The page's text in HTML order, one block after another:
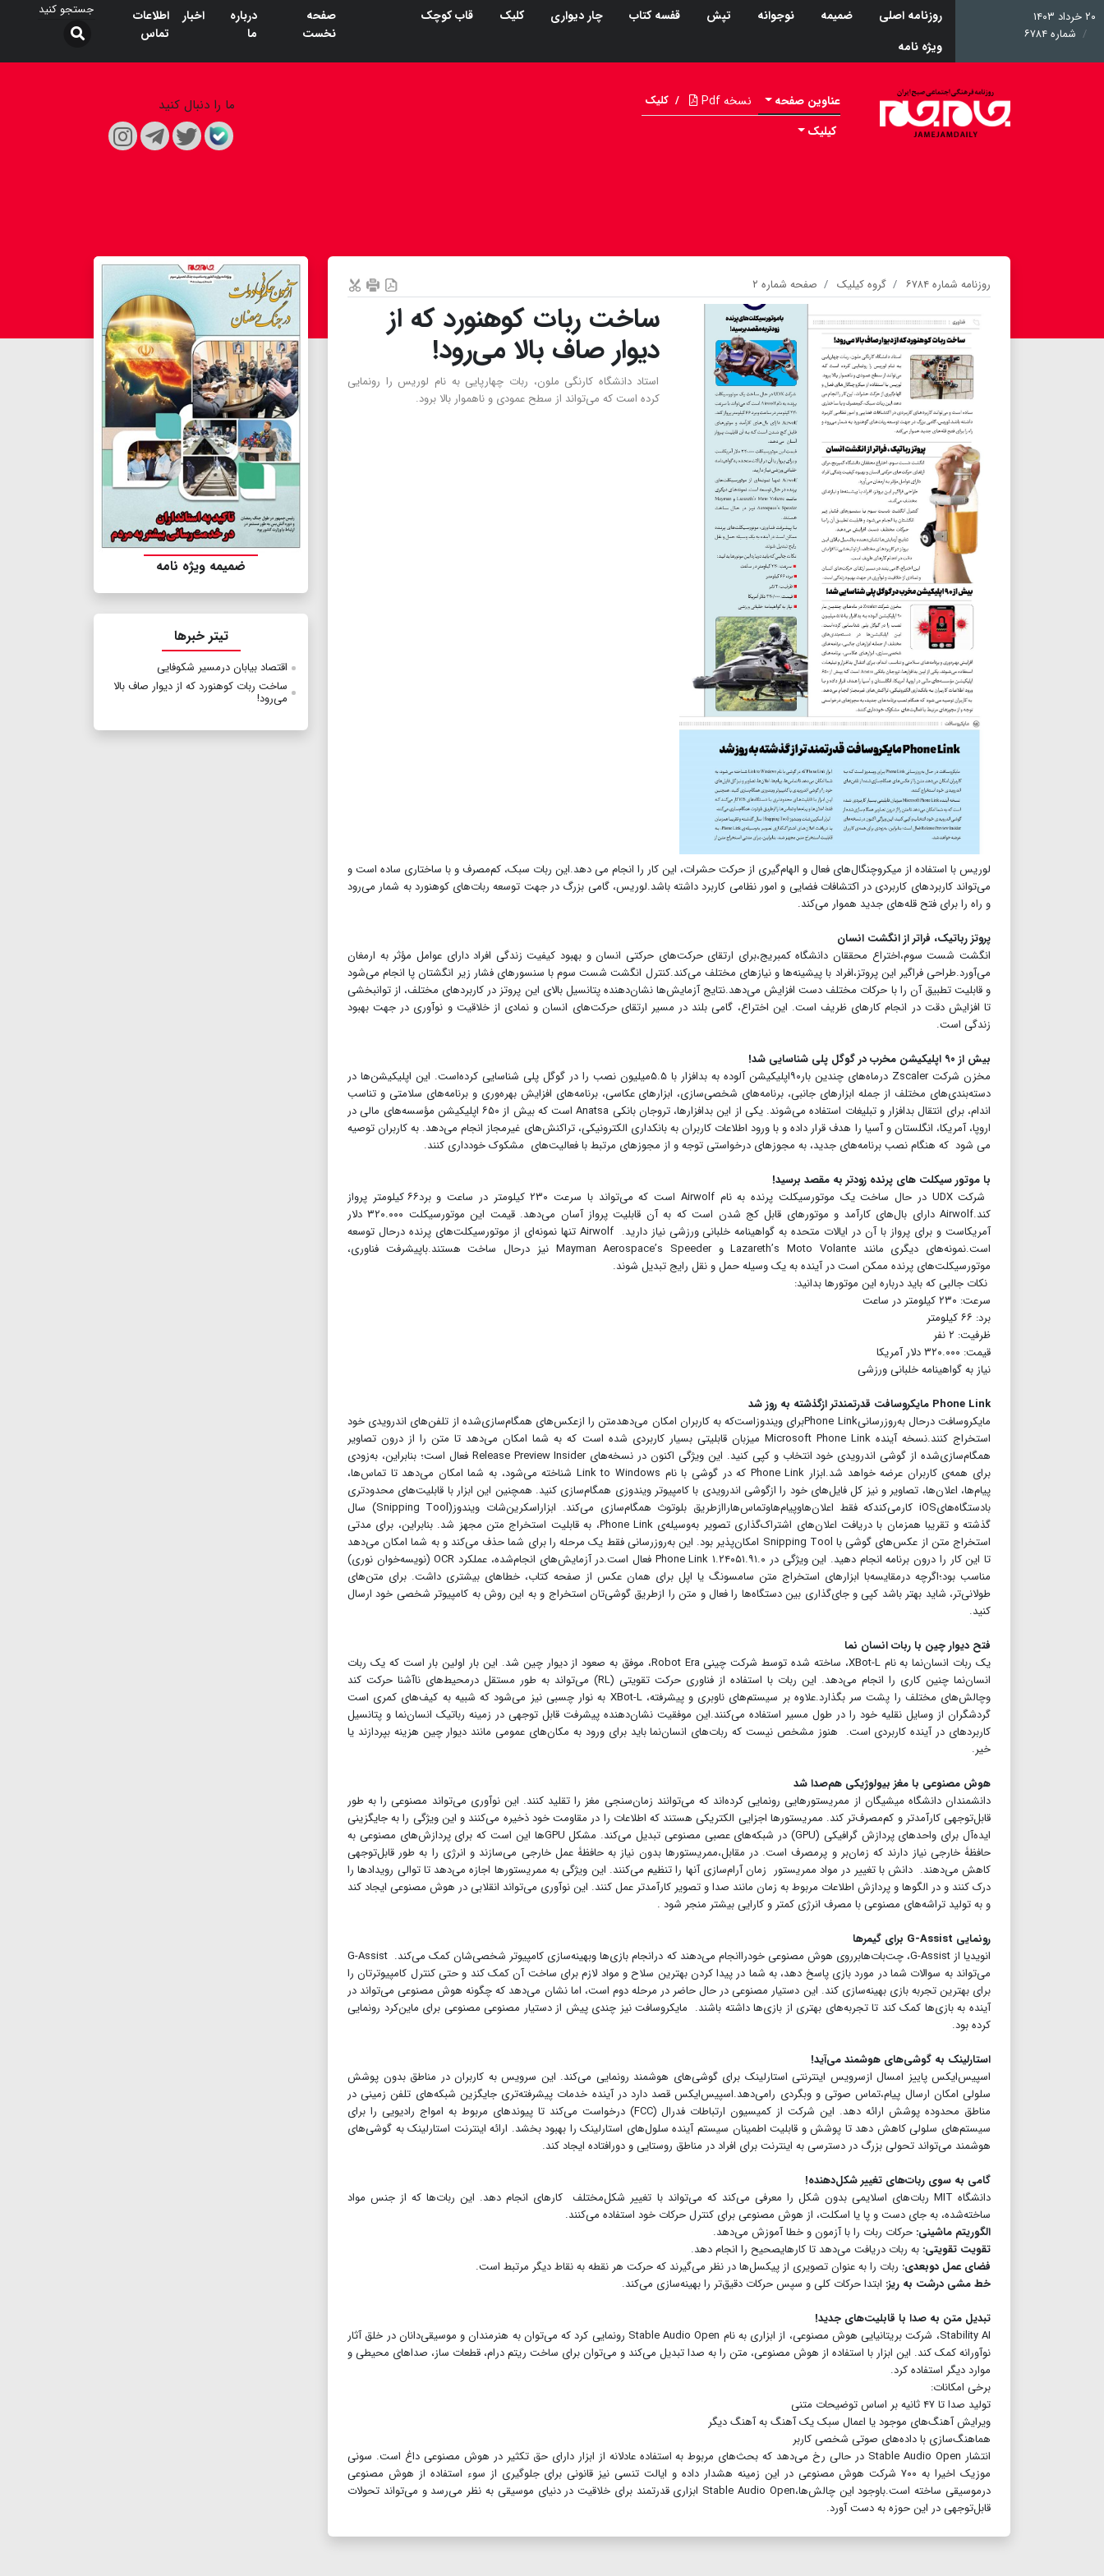
۲۰ خرداد ۱۴۰۳
شماره ۶۷۸۴
روزنامه اصلی ضمیمه نوجوانه تپش قفسه کتاب چار دیواری کلیک
قاب کوچک
ویژه نامه
صفحه
نخست
درباره
ما
اخبار
اطلاعات
تماس
عناوین صفحه نسخه Pdf / کلیک
کیلیک
ما را دنبال کنید
روزنامه شماره ۶۷۸۴ گروه کیلیک صفحه شماره ۲
ساخت ربات کوهنورد که از
دیوار صاف بالا می‌رود!
استاد دانشگاه کارنگی ملون، ربات چهارپایی به نام لوریس را رونمایی
کرده است که می‌تواند از سطح عمودی و ناهموار بالا برود.
لوریس با استفاده از میکروچنگال‌های فعال و الهام‌گیری از حرکت حشرات، این کار را انجام می دهد.این ربات سبک، کم‌مصرف و با ساختاری ساده است و
می‌تواند کاربردهای کاربردی در اکتشافات فضایی و امور نظامی کاربرد داشته باشد.لوریس، گامی بزرگ در جهت توسعه ربات‌های کوهنورد به شمار می‌رود
و راه را برای فتح قله‌های جدید هموار می‌کند.
پروتز رباتیک، فراتر از انگشت انسان
انگشت شست سوم،اختراع محققان دانشگاه کمبریج،برای ارتقای حرکت‌های حرکتی انسان و بهبود کیفیت زندگی افراد دارای عوامل مؤثر به ارمغان
می‌آورد.طراحی فراگیر این پروتز،افراد با پیشینه‌ها و نیازهای مختلف می‌کند.کنترل انگشت شست سوم با سنسورهای فشار زیر انگشتان پا انجام می‌شود
و قابلیت تطبیق آن را با حرکات مختلف دست‌ افزایش می‌دهد.نتایج آزمایش‌ها نشان‌دهنده پتانسیل بالای این پروتز در کاربردهای مختلف، از توانبخشی
تا افزایش دقت در انجام کارهای ظریف است. این اختراع، گامی بلند در مسیر ارتقای حرکت‌های انسان و نمادی از خلاقیت و نوآوری در جهت بهبود
زندگی است.
بیش از ۹۰ اپلیکیشن مخرب در گوگل پلی شناسایی شد!
مخزن شرکت Zscaler درماه‌های چندین بار۹۰اپلیکیشن آلوده به بدافزار با ۵.۵میلیون نصب را در گوگل پلی شناسایی کرده‌است. این اپلیکیشن‌ها در
دسته‌بندی‌های مختلف از جمله ابزارهای جانبی، برنامه‌های شخصی‌سازی، ابزارهای عکاسی، برنامه‌های افزایش بهره‌وری و برنامه‌های سلامتی و تناسب
اندام، برای انتقال بدافزار و تبلیغات استفاده می‌شوند. یکی از این بدافزارها، تروجان بانکی Anatsa است که بیش از ۶۵۰ اپلیکیشن مؤسسه‌های مالی در
اروپا، آمریکا، انگلستان و آسیا را هدف قرار داده و با ورود اطلاعات کاربران به بانکداری الکترونیکی، تراکنش‌های غیرمجاز انجام می‌دهد. به کاربران توصیه
می شود که هنگام نصب برنامه‌های جدید، به مجوزهای درخواستی توجه و از مجوزهای مرتبط با فعالیت‌های مشکوک خودداری کنند.
با موتور سیکلت های پرنده زودتر به مقصد برسید!
شرکت UDX در حال ساخت یک موتورسیکلت پرنده به نام Airwolf است که می‌تواند با سرعت ۲۳۰ کیلومتر در ساعت و برد۶۶ کیلومتر پرواز
کند.Airwolf دارای بال‌های کارآمد و موتورهای قابل کج شدن است که به آن قابلیت پرواز آسان می‌دهد. قیمت این موتورسیکلت ۳۲۰.۰۰۰ دلار
آمریکاست و برای پرواز با آن در ایالات متحده به گواهینامه خلبانی ورزشی نیاز دارید. Airwolf تنها نمونه‌ای از موتورسیکلت‌های پرنده درحال توسعه
است.نمونه‌های دیگری مانند Lazareth’s Moto Volante و Mayman Aerospace’s Speeder نیز درحال ساخت هستند.باپیشرفت فناوری،
موتورسیکلت‌های پرنده ممکن است در آینده به یک وسیله حمل و نقل رایج تبدیل شوند.
نکات جالبی که باید درباره این موتورها بدانید:
سرعت: ۲۳۰ کیلومتر در ساعت
برد: ۶۶ کیلومتر
ظرفیت: ۲ نفر
قیمت: ۳۲۰.۰۰۰ دلار آمریکا
نیاز به گواهینامه خلبانی ورزشی
Phone Link مایکروسافت قدرتمندتر ازگذشته به روز شد
مایکروسافت درحال به‌روزرسانیPhone Linkبرای ویندوزاست‌که به کاربران امکان می‌دهدمتن را ازعکس‌های همگام‌سازی‌شده از تلفن‌های اندرویدی خود
استخراج کنند.نسخه‌ آینده‌ Microsoft Phone Link میزبان قابلیتی بسیار کاربردی شده است که به شما امکان می‌دهد تا متن را از درون تصاویر
همگام‌سازی‌شده از گوشی اندرویدی خود انتخاب و کپی کنید. این ویژگی اکنون در نسخه‌های Release Preview Insider فعال است؛ بنابراین، به‌زودی
برای همه‌ی کاربران عرضه خواهد شد.ابزار Phone Link که در گوشی با نام Link to Windows شناخته می‌شود، به شما امکان می‌دهد تا تماس‌ها،
پیام‌ها، اعلان‌ها، تصاویر و نیز کل فایل‌های خود را ازگوشی اندرویدی با کامپیوتر ویندوزی همگام‌سازی کنید. همچنین این ابزار با قابلیت‌های محدودتری
بادستگاه‌هایiOS کارمی‌کندکه فقط اعلان‌هاوپیام‌هاوتماس‌هارااز‌طریق بلوتوث همگام‌سازی می‌کند. ابزاراسکرین‌شات ویندوز(Snipping Tool) سال
گذشته و تقریبا همزمان با دریافت اعلان‌های اشتراک‌گذاری تصویر به‌وسیله‌ی Phone Link، به قابلیت استخراج متن مجهز شد. بنابراین، برای مدتی
استخراج متن از عکس‌های گوشی با Snipping Tool امکان‌پذیر بود. این به‌روزرسانی فقط یک مرحله را برای شما حذف می‌کند و به شما امکان می‌دهد
تا این کار را درون برنامه انجام دهید. این ویژگی در Phone Link ۱.۲۴۰۵۱.۹۱.۰ فعال است.در آزمایش‌های انجام‌شده، عملکرد OCR (نویسه‌خوان نوری)
مناسب بود؛اگرچه در‌مقایسه‌با ابزارهای استخراج متن سامسونگ یا اپل برای همان عکس از صفحه‌ کتاب، خطاهای بیشتری داشت. برای متن‌های
طولانی‌تر، شاید بهتر باشد کپی و جای‌گذاری بین دستگاه‌ها را فعال و متن را از‌طریق گوشی‌تان استخراج و به این روش به کامپیوتر شخصی خود ارسال
کنید.
فتح دیوار چین با ربات انسان نما
یک ربات انسان‌نما به نام XBot-L، ساخته شده توسط شرکت چینی Robot Era، موفق به صعود از دیوار چین شد. این بار اولین بار است که یک ربات
انسان‌نما چنین کاری را انجام می‌دهد. این ربات با استفاده از فناوری حرکت تقویتی (RL) می‌تواند به طور مستقل درمحیط‌های ناآشنا حرکت کند
وچالش‌های مختلف را پشت سر بگذارد.علاوه بر سیستم‌های ناوبری و پیشرفته، XBot-L به نوار چسبی نیز می‌شود که شبیه به کیف‌های کمری است
گردشگران از وسایل نقلیه خود را در طول مسیر استفاده می‌کنند.این موفقیت نشان‌دهنده پیشرفت قابل توجهی در زمینه رباتیک انسان‌نما و پتانسیل
کاربردهای در آینده کاربردی است. هنوز مشخص نیست که ربات‌های انسان‌نما باید برای ورود به مکان‌های عمومی مانند دیوار چین هزینه بپردازند یا
خیر.
هوش مصنوعی با مغز بیولوژیکی هم‌صدا شد
دانشمندان دانشگاه میشیگان از ممریستورهایی رونمایی کرده‌اند که می‌توانند زمان‌سنجی مغز را تقلید کنند. این نوآوری می‌تواند مصنوعی را به طور
قابل‌توجهی کارآمدتر و کم‌مصرف‌تر کند. ممریستورها اجزایی الکتریکی هستند که اطلاعات را در مقاومت خود ذخیره می‌کنند و این ویژگی را به جایگزینی
ایده‌آل برای واحدهای پردازش گرافیکی (GPU) در شبکه‌های عصبی مصنوعی تبدیل می‌کند. مشکل GPUها این است که برای پردازش‌های مصنوعی به
حافظۀ خارجی نیاز دارند که زمان‌بر و پرمصرف است. در مقابل،ممریستورها بدون نیاز به حافظۀ عمل خارجی می‌سازند و انرژی را به طور قابل‌توجهی
کاهش می‌دهند. دانش با تغییر در مواد ممریستور زمان آرام‌سازی آنها را تنظیم می‌کنند. این ویژگی به ممریستورها اجازه می‌دهد تا توالی رویدادها را
درک کنند و در الگوها و پردازش اطلاعات مربوط به زمان مانند صدا و تصویر کارآمدتر عمل کنند. این نوآوری می‌تواند انقلابی در هوش مصنوعی ایجاد کند
و به تولید تراشه‌های مصنوعی با مصرف انرژی کمتر و کارایی بیشتر منجر شود .
رونمایی G-Assist برای گیمرها
انویدیا از G-Assist، چت‌بات‌هابرروی هوش مصنوعی خودراانجام می‌دهند که درانجام بازی‌ها وبهینه‌سازی کامپیوتر شخصی‌شان کمک می‌کند. G-Assist
می‌تواند به سوالات شما در مورد بازی پاسخ دهد، به شما در پیدا کردن بهترین سلاح و مواد لازم برای ساخت آن کمک کند و حتی کنترل کامپیوترتان را
برای بهترین تجربه بازی بهینه‌سازی کند. این دستیار مصنوعی در حال حاضر در مرحله دوم است، اما نشان می‌دهد که چگونه هوش مصنوعی می‌تواند در
آینده به بازی‌ها کمک کند تا تجربه‌های بهتری از بازی‌ها داشته باشند. مایکروسافت نیز چندی پیش از دستیار مصنوعی مصنوعی برای ماین‌کرد رونمایی
کرده بود.
استارلینک به گوشی‌های هوشمند می‌آید!
اسپیس‌ایکس پاییز امسال ازسرویس اینترنتی استارلینک برای گوشی‌های هوشمند رونمایی می‌کند. این سرویس به کاربران در مناطق بدون پوشش
سلولی امکان ارسال پیام،تماس صوتی و وبگردی رامی‌دهد.اسپیس‌ایکس قصد دارد در آینده خدمات پیشرفته‌تری جایگزین شبکه‌های تلفن زمینی در
مناطق محدوده پوشش ارائه دهد. این شرکت از کمیسیون ارتباطات فدرال (FCC) درخواست می‌کند تا پیوندهای مربوط به امواج رادیویی را برای
سیستم‌های سلولی کاهش دهد تا پوشش و قابلیت اطمینان سیستم آینده سلول‌های استارلینک را بهبود بخشد. ارائه اینترنت استارلینک به گوشی‌های
هوشمند می‌تواند تحولی بزرگ در دسترسی به اینترنت برای افراد در مناطق روستایی و دورافتاده ایجاد کند.
گامی به سوی ربات‌های تغییر شکل‌دهنده!
دانشگاه MIT ربات‌های اسلایمی بدون شکل را معرفی می‌کند که می‌تواند با تغییر شکل‌مختلف کارهای انجام دهد. این ربات‌ها که از جنس مواد
ساخته‌شده، به جای دست و پا یا اسکلت، از هوش مصنوعی برای کنترل حرکات خود استفاده می‌کنند.
الگوریتم ماشینی: حرکات ربات را با آزمون و خطا آموزش می‌دهد.
تقویت تقویتی: به ربات دریافت می‌دهد تا کارهایصحیح را انجام دهد.
فضای عمل دوبعدی: ربات را به عنوان تصویری از پیکسل‌ها در نظر می‌گیرند که حرکت هر نقطه به نقاط دیگر مرتبط است.
خط مشی درشت به ریز: ابتدا حرکات کلی و سپس حرکات دقیق‌تر را بهینه‌سازی می‌کند.
تبدیل متن به صدا با قابلیت‌های جدید!
Stability AI، شرکت بریتانیایی هوش مصنوعی، از ابزاری به نام Stable Audio Open رونمایی کرد که می‌توان به هنرمندان و موسیقی‌دانان در خلق آثار
نوآورانه کمک کند. این ابزار با استفاده از هوش مصنوعی، متن را به صدا تبدیل می‌کند و می‌توان برای ساخت ریتم درام، قطعات ساز، صداهای محیطی و
موارد دیگر استفاده کرد.
برخی امکانات:
تولید صدا تا ۴۷ ثانیه بر اساس توضیحات متنی
ویرایش آهنگ‌های موجود یا اعمال سبک یک آهنگ به آهنگ دیگر
هماهنگ‌سازی با داده‌های صوتی شخصی کاربر
انتشار Stable Audio Open در حالی رخ می‌دهد که بحث‌های مربوط به استفاده عادلانه از ابزار دارای حق تکثیر در هوش مصنوعی داغ است. سونی
موزیک اخیرا به ۷۰۰ شرکت هوش مصنوعی در این زمینه هشدار داده و ایالت تنسی نیز قانونی برای جلوگیری از سوء استفاده از هوش مصنوعی
درموسیقی ساخته است.باوجود این چالش‌ها،Stable Audio Open ابزاری قدرتمند برای خلاقیت در دنیای موسیقی به نظر می‌رسد و می‌تواند تحولات
قابل‌توجهی در این حوزه به دست آورد.
ضمیمه ویژه نامه
تیتر خبرها
اقتصاد بیابان درمسیر شکوفایی
ساخت ربات کوهنورد که از دیوار صاف بالا
می‌رود!